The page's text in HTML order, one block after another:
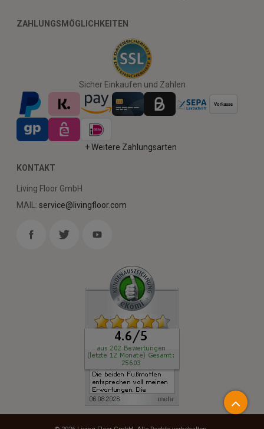
ZAHLUNGSMÖGLICHKEITEN
Sicher Einkaufen und Zahlen
+ Weitere Zahlungsarten
KONTAKT
Living Floor GmbH
MAIL: service@livingfloor.com